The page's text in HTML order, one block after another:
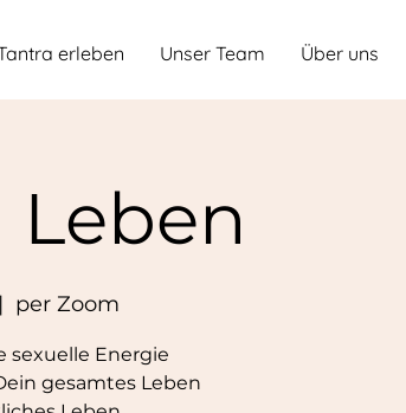
erleben Unser Team Über uns
Leben
per Zoom
sexuelle Energie
gesamtes Leben